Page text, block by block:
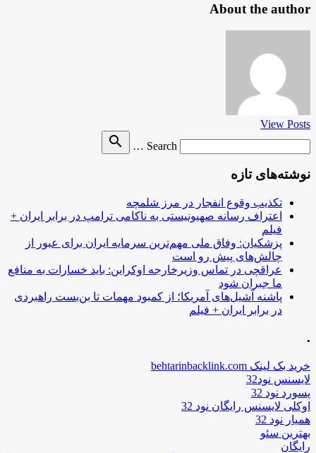
About the author
View Posts
Search …
search
نوشته‌های تازه
تکذیب وقوع انفجار در مرز شلمچه
اعتراف رسانه صهیونیستی به ناکامی ترامپ در برابر ایران +
فیلم
پزشکیان: وفاق ملی مهم‌ترین سرمایه ایران برای عبور از
چالش‌های پیش رو است
عراقچی در تماس وزیرخارجه اوکراین: باید خسارات به منافع
ما جبران شود
پاشنه آشیل‌های آمریکا؛ از کمبود مهمات تا بن‌بست راهبردی
در برابر ایران + فیلم
.
خرید بک لینک behtarinbacklink.com
لایسنس نود32
پسورد نود 32
اوکلی لایسنس رایگان نود 32
همیار نود 32
بهترین سئو
رایگان